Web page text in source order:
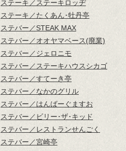
ステーキ／ステーキロッヂ
ステーキ／たくあん･牡丹亭
ステバー／STEAK MAX
ステバー／オオヤマベース(廃業)
ステバー／ジェロニモ
ステバー／ステーキハウスシカゴ
ステバー／すてーき亭
ステバー／なかのグリル
ステバー／はんばーぐますお
ステバー／ビリー･ザ･キッド
ステバー／レストランせんごく
ステバー／宮崎亭